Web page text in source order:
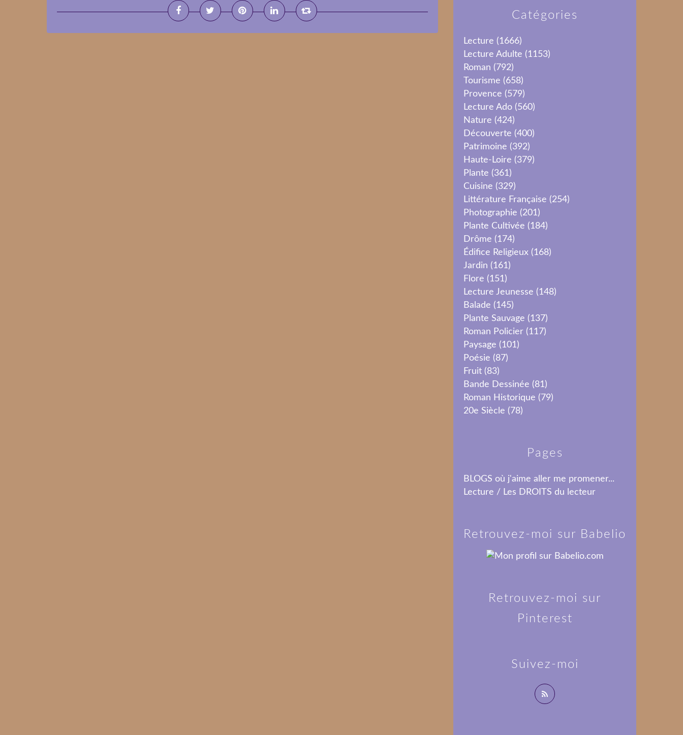
Catégories
Lecture (1666)
Lecture Adulte (1153)
Roman (792)
Tourisme (658)
Provence (579)
Lecture Ado (560)
Nature (424)
Découverte (400)
Patrimoine (392)
Haute-Loire (379)
Plante (361)
Cuisine (329)
Littérature Française (254)
Photographie (201)
Plante Cultivée (184)
Drôme (174)
Édifice Religieux (168)
Jardin (161)
Flore (151)
Lecture Jeunesse (148)
Balade (145)
Plante Sauvage (137)
Roman Policier (117)
Paysage (101)
Poésie (87)
Fruit (83)
Bande Dessinée (81)
Roman Historique (79)
20e Siècle (78)
Pages
BLOGS où j'aime aller me promener...
Lecture / Les DROITS du lecteur
Suivez-moi
Retrouvez-moi sur Babelio
Retrouvez-moi sur
Pinterest